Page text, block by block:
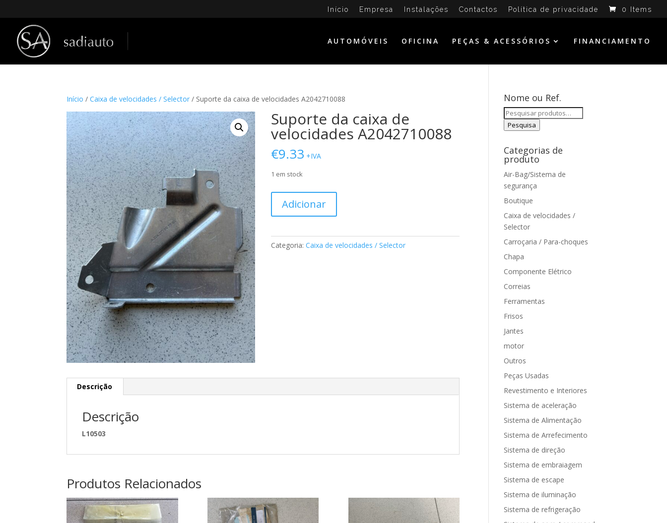
Início Empresa Instalações Contactos Política de privacidade 0 Items
AUTOMÓVEIS OFICINA PEÇAS & ACESSÓRIOS FINANCIAMENTO
Início /Caixa de velocidades / Selector / Suporte da caixa de velocidades A2042710088
Suporte da caixa de
velocidades A2042710088
€9.33 +IVA
1 em stock
Suporte
caixa
Adicionar
Categoria:Caixa de velocidades / Selector
Descrição
Descrição
L10503
Produtos Relacionados
Nome ou Ref.
Pesquisar
por:
Pesquisa
Categorias de
produto
Air-Bag/Sistema de
segurança
Boutique
Caixa de velocidades /
Selector
Carroçaria / Para-choques
Chapa
Componente Elétrico
Correias
Ferramentas
Frisos
Jantes
motor
Outros
Peças Usadas
Revestimento e Interiores
Sistema de aceleração
Sistema de Alimentação
Sistema de Arrefecimento
Sistema de direção
Sistema de embraiagem
Sistema de escape
Sistema de iluminação
Sistema de refrigeração